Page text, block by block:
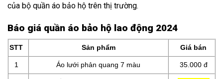
của bộ quần áo bảo hộ trên thị trường.
Báo giá quần áo bảo hộ lao động 2024
STT Sản phẩm Giá bán
1 Áo lưới phản quang 7 màu 35.000 đ